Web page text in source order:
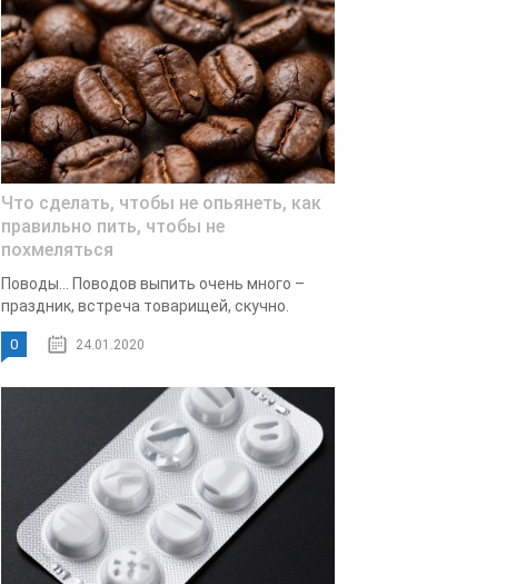
Что сделать, чтобы не опьянеть, как
правильно пить, чтобы не
похмеляться
Поводы… Поводов выпить очень много –
праздник, встреча товарищей, скучно.
0 24.01.2020